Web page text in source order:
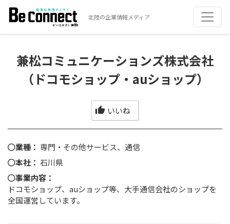
北陸の企業情報メディア
兼松コミュニケーションズ株式会社
（ドコモショップ・auショップ）
いいね
業種： 専門・その他サービス、通信
本社： 石川県
事業内容：
ドコモショップ、auショップ等、大手通信会社のショップを
全国運営しています。